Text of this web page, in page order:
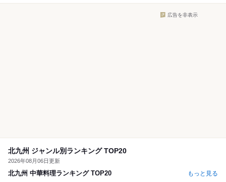
広告を非表示
北九州 ジャンル別ランキング TOP20
2026年08月06日更新
北九州 中華料理ランキング TOP20 もっと見る